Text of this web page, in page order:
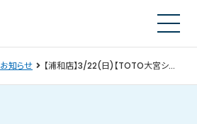
お知らせ 【浦和店】3/22(日)【TOTO大宮ショールーム】にてリフォーム相談会開催！